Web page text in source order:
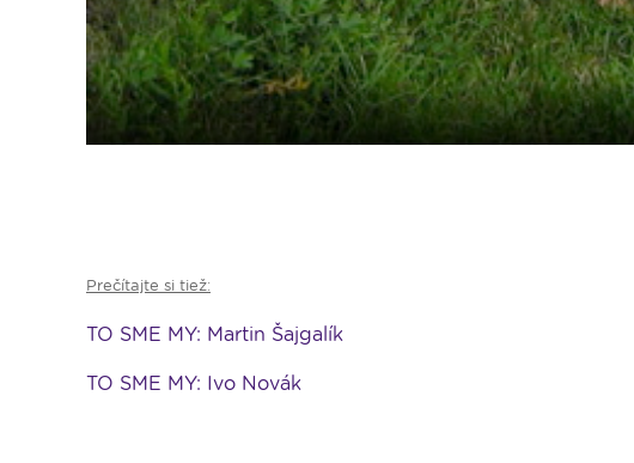
Prečítajte si tiež:
TO SME MY: Martin Šajgalík
TO SME MY: Ivo Novák